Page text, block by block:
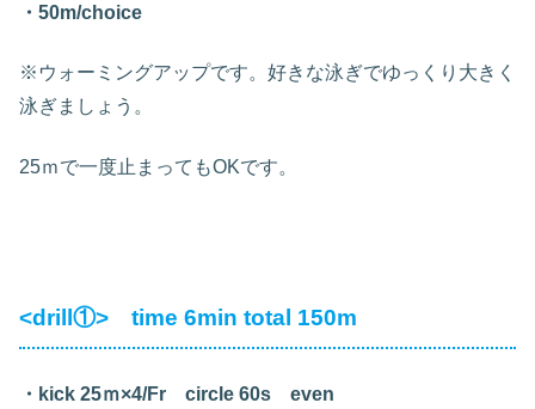
・50m/choice
※ウォーミングアップです。好きな泳ぎでゆっくり大きく
泳ぎましょう。
25ｍで一度止まってもOKです。
<drill①> time 6min total 150m
・kick 25ｍ×4/Fr circle 60s even